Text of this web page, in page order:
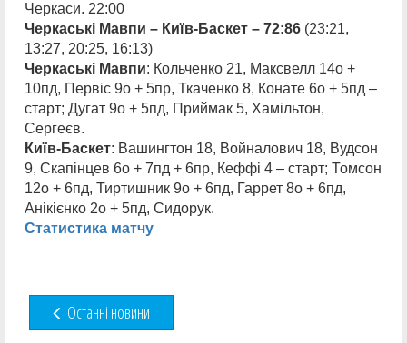
Черкаси. 22:00
Черкаські Мавпи – Київ-Баскет – 72:86 (23:21,
13:27, 20:25, 16:13)
Черкаські Мавпи: Кольченко 21, Максвелл 14о +
10пд, Первіс 9о + 5пр, Ткаченко 8, Конате 6о + 5пд –
старт; Дугат 9о + 5пд, Приймак 5, Хамільтон,
Сергеєв.
Київ-Баскет: Вашингтон 18, Войналович 18, Вудсон
9, Скапінцев 6о + 7пд + 6пр, Кеффі 4 – старт; Томсон
12о + 6пд, Тиртишник 9о + 6пд, Гаррет 8о + 6пд,
Анікієнко 2о + 5пд, Сидорук.
Статистика матчу
Останні новини